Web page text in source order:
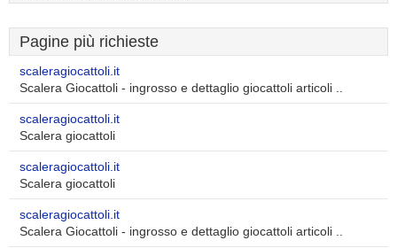
Pagine più richieste
scaleragiocattoli.it
Scalera Giocattoli - ingrosso e dettaglio giocattoli articoli ..
scaleragiocattoli.it
Scalera giocattoli
scaleragiocattoli.it
Scalera giocattoli
scaleragiocattoli.it
Scalera Giocattoli - ingrosso e dettaglio giocattoli articoli ..